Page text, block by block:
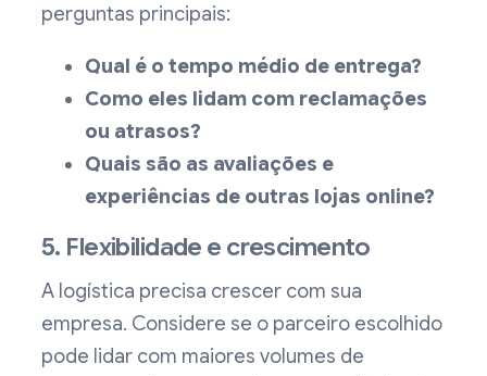
perguntas principais:
Qual é o tempo médio de entrega?
Como eles lidam com reclamações
ou atrasos?
Quais são as avaliações e
experiências de outras lojas online?
5. Flexibilidade e crescimento
A logística precisa crescer com sua
empresa. Considere se o parceiro escolhido
pode lidar com maiores volumes de